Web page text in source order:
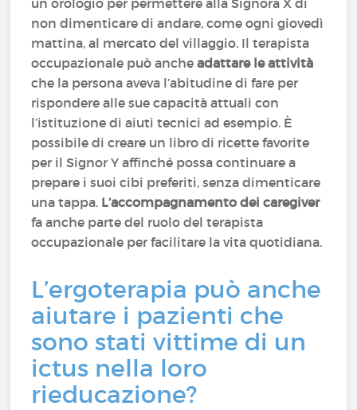
un orologio per permettere alla Signora X di
non dimenticare di andare, come ogni giovedì
mattina, al mercato del villaggio. Il terapista
occupazionale può ancheadattare le attività
che la persona aveva l’abitudine di fare per
rispondere alle sue capacità attuali con
l’istituzione di aiuti tecnici ad esempio. È
possibile di creare un libro di ricette favorite
per il Signor Y affinché possa continuare a
prepare i suoi cibi preferiti, senza dimenticare
una tappa. L’accompagnamento dei caregiver
fa anche parte del ruolo del terapista
occupazionale per facilitare la vita quotidiana.
L’ergoterapia può anche
aiutare i pazienti che
sono stati vittime di un
ictus nella loro
rieducazione?